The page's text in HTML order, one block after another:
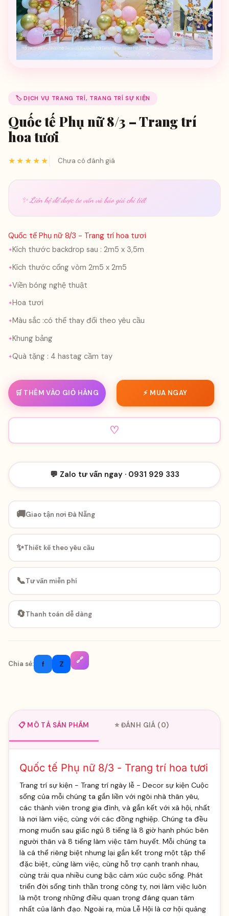
🏷️ DỊCH VỤ TRANG TRÍ, TRANG TRÍ SỰ KIỆN
Quốc tế Phụ nữ 8/3 – Trang trí
hoa tươi
★★★★★ Chưa có đánh giá
✨ Liên hệ để được tư vấn và báo giá chi tiết
Quốc tế Phụ nữ 8/3 - Trang trí hoa tươi
Kích thước backdrop sau : 2m5 x 3,5m
Kích thước cổng vòm 2m5 x 2m5
Viền bóng nghệ thuật
Hoa tươi
Màu sắc :có thể thay đổi theo yêu cầu
Khung bảng
Quà tặng : 4 hastag cầm tay
🛒 THÊM VÀO GIỎ HÀNG ⚡ MUA NGAY
♡
💬 Zalo tư vấn ngay · 0931 929 333
🚚Giao tận nơi Đà Nẵng
✨Thiết kế theo yêu cầu
📞Tư vấn miễn phí
🔄Thanh toán dễ dàng
Chia sẻ: f Z 🔗
📋 MÔ TẢ SẢN PHẨM ⭐ ĐÁNH GIÁ (0)
Quốc tế Phụ nữ 8/3 - Trang trí hoa tươi
Trang trí sự kiện - Trang trí ngày lễ - Decor sự kiện Cuộc
sống của mỗi chúng ta gắn liền với ngôi nhà thân yêu,
các thành viên trong gia đình, và gắn kết với xã hội, nhất
là nơi làm việc, cùng với các đồng nghiệp. Chúng ta đều
mong muốn sau giấc ngủ 8 tiếng là 8 giờ hạnh phúc bên
người thân và 8 tiếng làm việc tâm huyết. Mỗi chúng ta
là cá thể riêng biệt nhưng lại gắn kết trong một tập thể
đặc biệt, cùng làm việc, cùng hỗ trợ cạnh tranh nhau,
cùng trải qua nhiều cung bậc cảm xúc cuộc sống. Phát
triển đời sống tinh thần trong công ty, nơi làm việc luôn
là một trong những điều quan trọng đáng quan tâm
nhất của lãnh đạo. Ngoài ra, mùa Lễ Hội là cơ hội quảng